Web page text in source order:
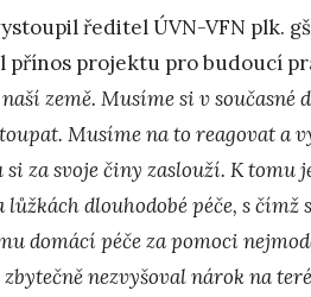
ředitel ÚVN-VFN plk.
přínos projektu pro budoucí
země. Musíme si v současné
Musíme na to reagovat
za svoje činy zaslouží. K tomu
lůžkách dlouhodobé péče, s
domácí péče za pomoci
zbytečně nezvyšoval nárok na